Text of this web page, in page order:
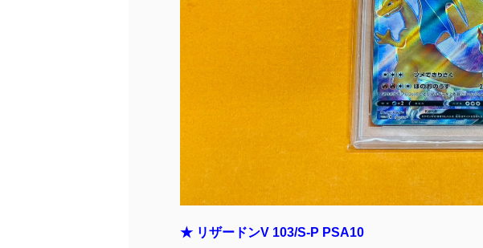
★ リザードンV 103/S-P PSA10